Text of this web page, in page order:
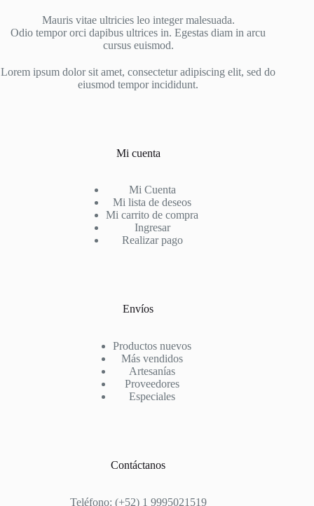
pueden
elegir
en
página
de
producto
Mauris vitae ultricies leo integer malesuada.
Odio tempor orci dapibus ultrices in. Egestas diam in arcu
cursus euismod.
Lorem ipsum dolor sit amet, consectetur adipiscing elit, sed do
eiusmod tempor incididunt.
Mi cuenta
Mi Cuenta
Mi lista de deseos
Mi carrito de compra
Ingresar
Realizar pago
Envíos
Productos nuevos
Más vendidos
Artesanías
Proveedores
Especiales
Contáctanos
Teléfono: (+52) 1 9995021519